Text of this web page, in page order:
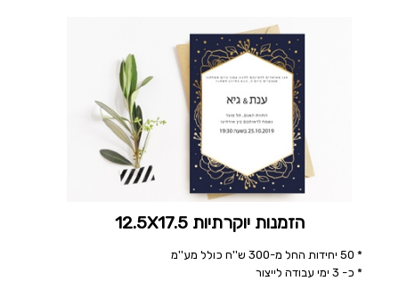
הזמנות יוקרתיות 12.5X17.5
* 50 יחידות החל מ-300 ש''ח כולל מע''מ
* כ- 3 ימי עבודה לייצור